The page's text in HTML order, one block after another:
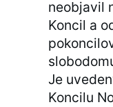
neobjavil
Koncil a
Je
Koncilu